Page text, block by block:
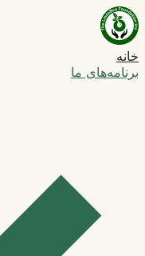
خانه
برنامه‌های ما